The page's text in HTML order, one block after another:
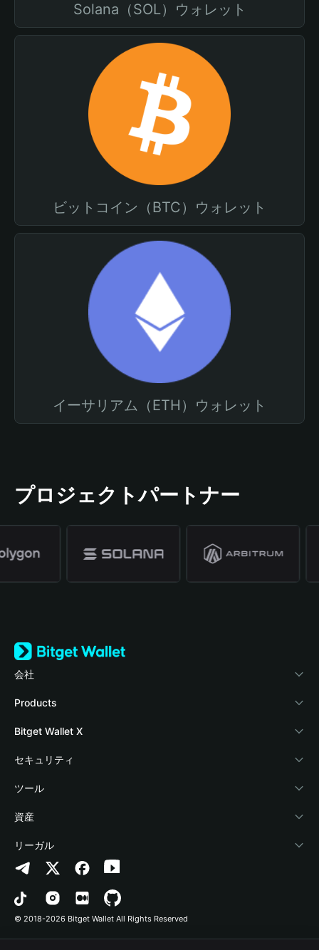
Solana（SOL）ウォレット
ビットコイン（BTC）ウォレット
イーサリアム（ETH）ウォレット
プロジェクトパートナー
会社
Bitget Walletについて
ブログ
アカデミー
暗号資産ニュース
Help Center
お問い合わせ
ブランドリソース
キャリア
Products
Crypto Card
Stablecoin Earn
Payfi Crypto
Crypto Swap API
Altcoin Season Index
Prediction Markets
DApp
Bitget Wallet X
デベロッパー
ウォレットを接続
Bitget Wallet Pay
プロジェクトを掲載
セキュリティ
保護基金
セキュリティ技術
ツール
暗号資産を購入
認証検出
コントラクト検出
一括送金
資産
Arbitrum
Avalanche
Bitcoin
リーガル
プライバシーポリシー
利用規約
© 2018-2026 Bitget Wallet All Rights Reserved